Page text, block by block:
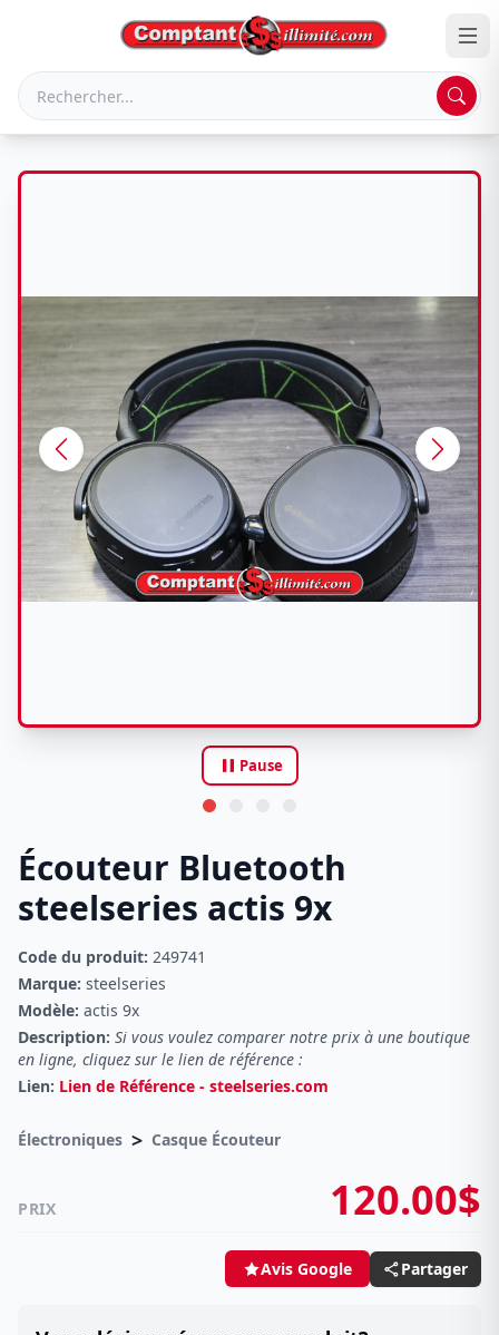
pause Pause
Écouteur Bluetooth
steelseries actis 9x
Code du produit: 249741
Marque: steelseries
Modèle: actis 9x
Description: Si vous voulez comparer notre prix à une boutique
en ligne, cliquez sur le lien de référence :
Lien: Lien de Référence - steelseries.com
Électroniques > Casque Écouteur
PRIX 120.00$
Avis Google Partager